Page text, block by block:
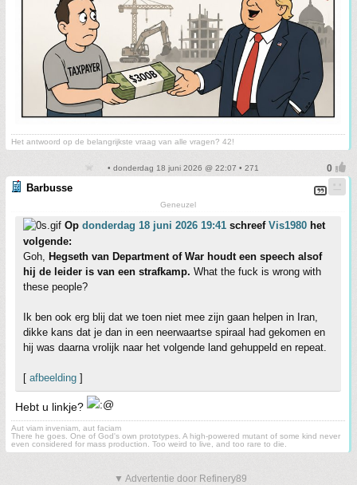
Het antwoord op de belangrijkste vraag van alle vragen? 42!
• donderdag 18 juni 2026 @ 22:07 • 271
Barbusse
Geneuzel
Op donderdag 18 juni 2026 19:41 schreef Vis1980 het
volgende:
Goh, Hegseth van Department of War houdt een speech alsof
hij de leider is van een strafkamp. What the fuck is wrong with
these people?
Ik ben ook erg blij dat we toen niet mee zijn gaan helpen in Iran,
dikke kans dat je dan in een neerwaartse spiraal had gekomen en
hij was daarna vrolijk naar het volgende land gehuppeld en repeat.
[ afbeelding ]
Hebt u linkje?
Aut viam inveniam, aut faciam
There he goes. One of God's own prototypes. A high-powered mutant of some kind never
even considered for mass production. Too weird to live, and too rare to die.
▼ Advertentie door Refinery89